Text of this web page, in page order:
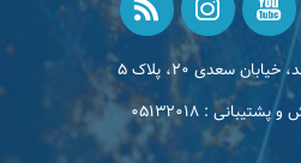
سعدی ۲۰، پلاک ۵
: ۰۵۱۳۲۰۱۸